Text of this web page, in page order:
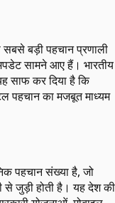
सबसे बड़ी पहचान प्रणाली
सामने आए हैं। भारतीय
यह साफ कर दिया है कि
पहचान का मजबूत माध्यम
पहचान संख्या है, जो
से जुड़ी होती है। यह देश की